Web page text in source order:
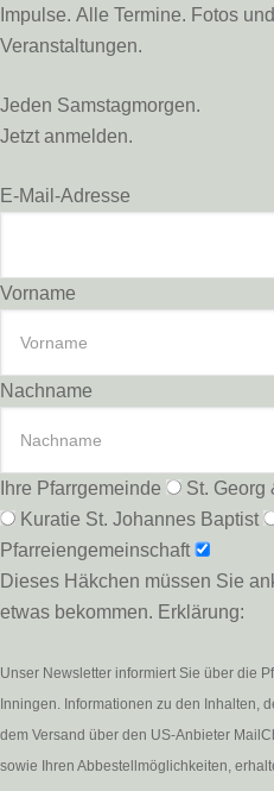
Impulse. Alle Termine. Fotos
Veranstaltungen.
Jeden Samstagmorgen.
Jetzt anmelden.
E-Mail-Adresse
Vorname
Nachname
Ihre Pfarrgemeinde St. Georg
Kuratie St. Johannes Baptist
Pfarreiengemeinschaft
Dieses Häkchen müssen Sie
etwas bekommen. Erklärung:
Unser Newsletter informiert Sie über die
Inningen. Informationen zu den Inhalten,
dem Versand über den US-Anbieter
sowie Ihren Abbestellmöglichkeiten,